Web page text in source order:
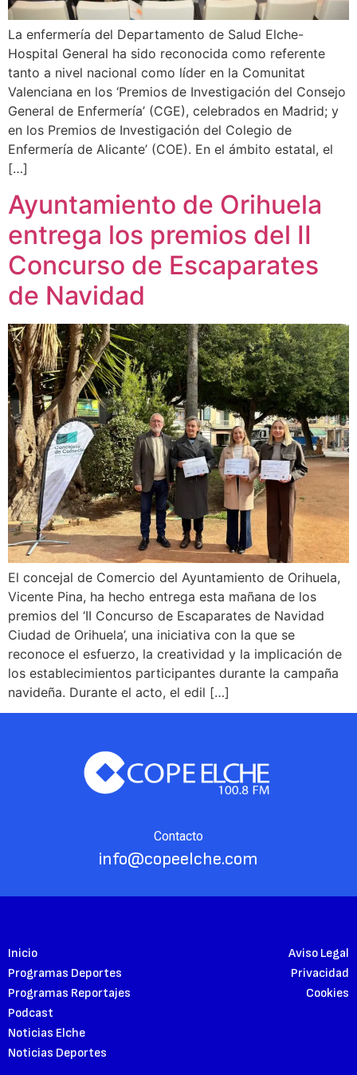
La enfermería del Departamento de Salud Elche-
Hospital General ha sido reconocida como referente
tanto a nivel nacional como líder en la Comunitat
Valenciana en los ‘Premios de Investigación del Consejo
General de Enfermería’ (CGE), celebrados en Madrid; y
en los Premios de Investigación del Colegio de
Enfermería de Alicante’ (COE). En el ámbito estatal, el
[…]
Ayuntamiento de Orihuela
entrega los premios del II
Concurso de Escaparates
de Navidad
El concejal de Comercio del Ayuntamiento de Orihuela,
Vicente Pina, ha hecho entrega esta mañana de los
premios del ‘II Concurso de Escaparates de Navidad
Ciudad de Orihuela’, una iniciativa con la que se
reconoce el esfuerzo, la creatividad y la implicación de
los establecimientos participantes durante la campaña
navideña. Durante el acto, el edil […]
Contacto
info@copeelche.com
Inicio
Programas Deportes
Programas Reportajes
Podcast
Noticias Elche
Noticias Deportes
Aviso Legal
Privacidad
Cookies